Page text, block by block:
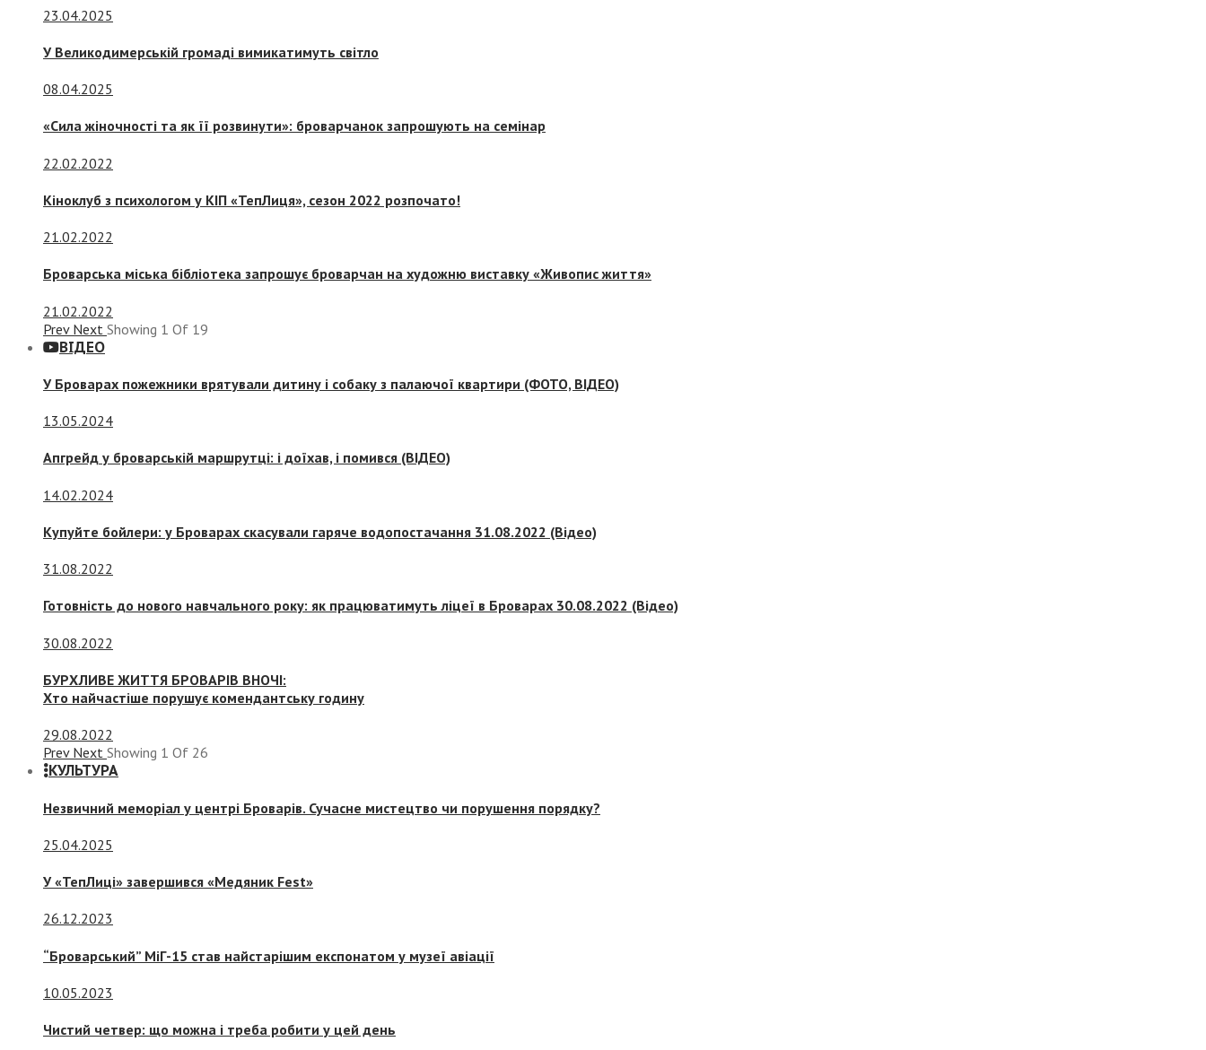
23.04.2025
У Великодимерській громаді вимикатимуть світло
08.04.2025
«Сила жіночності та як її розвинути»: броварчанок запрошують на семінар
22.02.2022
Кіноклуб з психологом у КІП «ТепЛиця», сезон 2022 розпочато!
21.02.2022
Броварська міська бібліотека запрошує броварчан на художню виставку «Живопис життя»
21.02.2022
Prev Next Showing 1 Of 19
ВІДЕО
У Броварах пожежники врятували дитину і собаку з палаючої квартири (ФОТО, ВІДЕО)
13.05.2024
Апгрейд у броварській маршрутці: і доїхав, і помився (ВІДЕО)
14.02.2024
Купуйте бойлери: у Броварах скасували гаряче водопостачання 31.08.2022 (Відео)
31.08.2022
Готовність до нового навчального року: як працюватимуть ліцеї в Броварах 30.08.2022 (Відео)
30.08.2022
БУРХЛИВЕ ЖИТТЯ БРОВАРІВ ВНОЧІ:
Хто найчастіше порушує комендантську годину
29.08.2022
Prev Next Showing 1 Of 26
КУЛЬТУРА
Незвичний меморіал у центрі Броварів. Сучасне мистецтво чи порушення порядку?
25.04.2025
У «ТепЛиці» завершився «Медяник Fest»
26.12.2023
“Броварський” МіГ-15 став найстарішим експонатом у музеї авіації
10.05.2023
Чистий четвер: що можна і треба робити у цей день